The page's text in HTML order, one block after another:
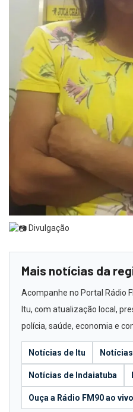
Divulgação
Mais notícias da
Acompanhe no Portal Rádio
Itu, com atualização local,
polícia, saúde, economia e
Notícias de Itu
Notícias de Indaiatuba
Ouça a Rádio FM90 ao vivo